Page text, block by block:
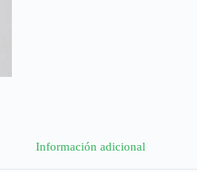
Información adicional